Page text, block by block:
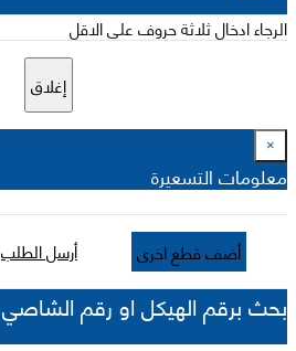
الرجاء ادخال ثلاثة حروف على الاقل
إغلاق
×
معلومات التسعيرة
أضف قطع اخرى أرسل الطلب
بحث برقم الهيكل او رقم الشاصي